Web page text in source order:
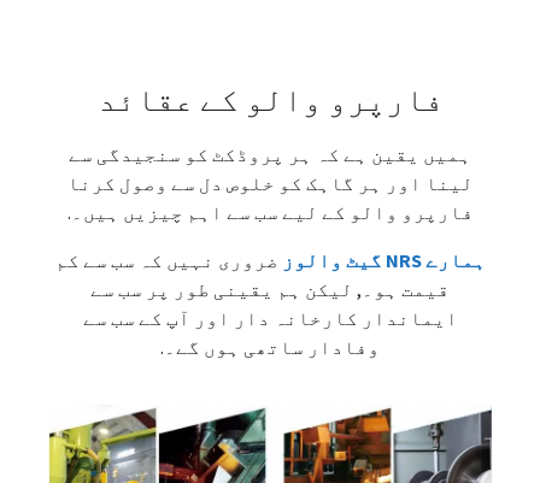
فارپرو والو کے عقائد
ہمیں یقین ہے کہ ہر پروڈکٹ کو سنجیدگی سے
لینا اور ہر گاہک کو خلوص دل سے وصول کرنا
فارپرو والو کے لیے سب سے اہم چیزیں ہیں۔.
ہمارے NRS گیٹ والوز
ضروری نہیں کہ سب سے کم
قیمت ہو۔, لیکن ہم یقینی طور پر سب سے
ایماندار کارخانہ دار اور آپ کے سب سے
وفادار ساتھی ہوں گے۔.